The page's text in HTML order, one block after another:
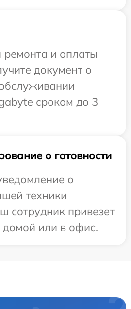
и оплаты
документ о
сроком до 3
о готовности
о
техники
сотрудник привезет
домой или в офис.